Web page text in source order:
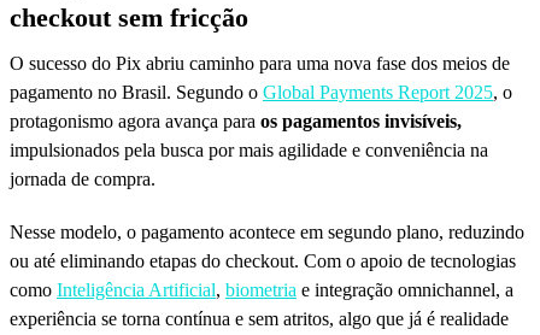
checkout sem fricção
O sucesso do Pix abriu caminho para uma nova fase dos meios de
pagamento no Brasil. Segundo o Global Payments Report 2025, o
protagonismo agora avança para os pagamentos invisíveis,
impulsionados pela busca por mais agilidade e conveniência na
jornada de compra.
Nesse modelo, o pagamento acontece em segundo plano, reduzindo
ou até eliminando etapas do checkout. Com o apoio de tecnologias
como Inteligência Artificial, biometria e integração omnichannel, a
experiência se torna contínua e sem atritos, algo que já é realidade